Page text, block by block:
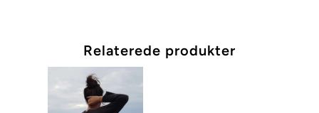
Relaterede produkter